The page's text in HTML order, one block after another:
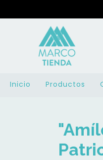
Inicio Productos